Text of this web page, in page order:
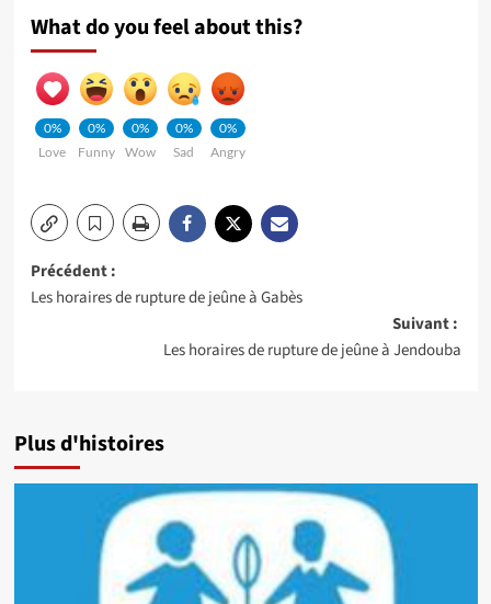
What do you feel about this?
0%
Love
0%
Funny
0%
Wow
0%
Sad
0%
Angry
Navigation
d’article
Précédent :
Les horaires de rupture de jeûne à Gabès
Suivant :
Les horaires de rupture de jeûne à Jendouba
Plus d'histoires